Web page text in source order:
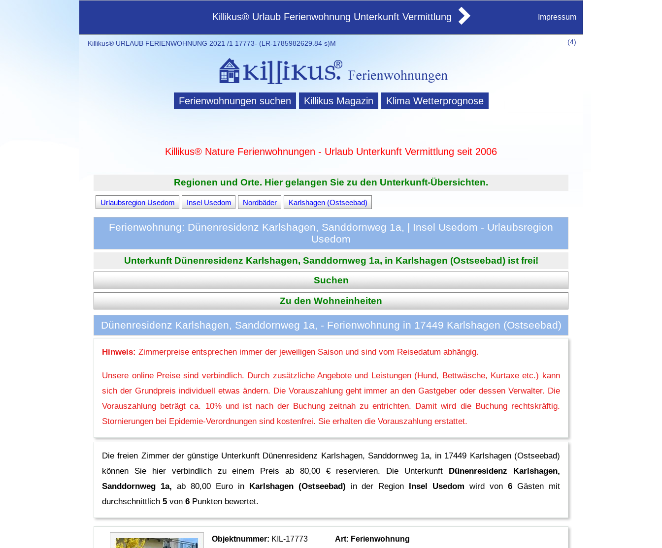
Killikus® Urlaub Ferienwohnung Unterkunft Vermittlung Impressum
(4)
Killikus® URLAUB FERIENWOHNUNG 2021 /1 17773- (LR-1785982629.84 s)M
Ferienwohnungen suchen Killikus Magazin Klima Wetterprognose
Killikus® Nature Ferienwohnungen - Urlaub Unterkunft Vermittlung seit 2006
Regionen und Orte. Hier gelangen Sie zu den Unterkunft-Übersichten.
Urlaubsregion Usedom Insel Usedom Nordbäder Karlshagen (Ostseebad)
Ferienwohnung: Dünenresidenz Karlshagen, Sanddornweg 1a, | Insel Usedom - Urlaubsregion
Usedom
Unterkunft Dünenresidenz Karlshagen, Sanddornweg 1a, in Karlshagen (Ostseebad) ist frei!
Suchen
Zu den Wohneinheiten
Dünenresidenz Karlshagen, Sanddornweg 1a, - Ferienwohnung in 17449 Karlshagen (Ostseebad)
Hinweis: Zimmerpreise entsprechen immer der jeweiligen Saison und sind vom Reisedatum abhängig.
Unsere online Preise sind verbindlich. Durch zusätzliche Angebote und Leistungen (Hund, Bettwäsche, Kurtaxe etc.) kann
sich der Grundpreis individuell etwas ändern. Die Vorauszahlung geht immer an den Gastgeber oder dessen Verwalter. Die
Vorauszahlung beträgt ca. 10% und ist nach der Buchung zeitnah zu entrichten. Damit wird die Buchung rechtskräftig.
Stornierungen bei Epidemie-Verordnungen sind kostenfrei. Sie erhalten die Vorauszahlung erstattet.
Die freien Zimmer der günstige Unterkunft Dünenresidenz Karlshagen, Sanddornweg 1a, in 17449 Karlshagen (Ostseebad)
können Sie hier verbindlich zu einem Preis ab 80,00 € reservieren. Die Unterkunft Dünenresidenz Karlshagen,
Sanddornweg 1a, ab 80,00 Euro in Karlshagen (Ostseebad) in der Region Insel Usedom wird von 6Gästen mit
durchschnittlich5 von6 Punkten bewertet.
Objektnummer: KIL-17773
Art: Ferienwohnung